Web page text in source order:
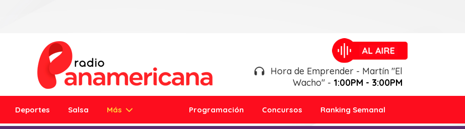
Hora de Emprender - Martín "El
Wacho" - 1:00PM - 3:00PM
Deportes Salsa Más Programación Concursos Ranking Semanal